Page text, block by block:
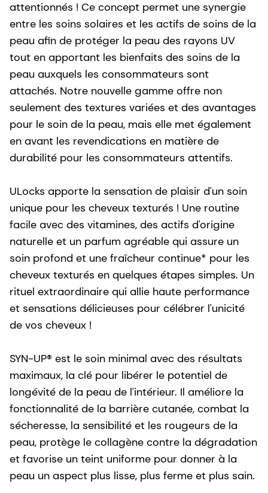
attentionnés ! Ce concept permet une synergie
entre les soins solaires et les actifs de soins de la
peau afin de protéger la peau des rayons UV
tout en apportant les bienfaits des soins de la
peau auxquels les consommateurs sont
attachés. Notre nouvelle gamme offre non
seulement des textures variées et des avantages
pour le soin de la peau, mais elle met également
en avant les revendications en matière de
durabilité pour les consommateurs attentifs.
ULocks apporte la sensation de plaisir d'un soin
unique pour les cheveux texturés ! Une routine
facile avec des vitamines, des actifs d'origine
naturelle et un parfum agréable qui assure un
soin profond et une fraîcheur continue* pour les
cheveux texturés en quelques étapes simples. Un
rituel extraordinaire qui allie haute performance
et sensations délicieuses pour célébrer l'unicité
de vos cheveux !
SYN-UP® est le soin minimal avec des résultats
maximaux, la clé pour libérer le potentiel de
longévité de la peau de l'intérieur. Il améliore la
fonctionnalité de la barrière cutanée, combat la
sécheresse, la sensibilité et les rougeurs de la
peau, protège le collagène contre la dégradation
et favorise un teint uniforme pour donner à la
peau un aspect plus lisse, plus ferme et plus sain.